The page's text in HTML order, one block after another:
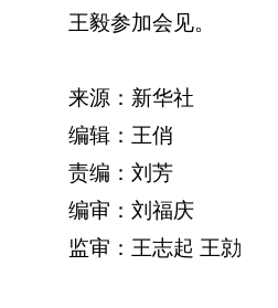
王毅参加会见。
来源：新华社
编辑：王俏
责编：刘芳
编审：刘福庆
监审：王志起 王勍